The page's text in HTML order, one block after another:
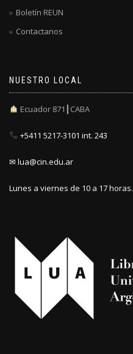
Boletín REUN
Contactanos
NUESTRO LOCAL
Ecuador 871┃CABA
+5411 5217-3101 int. 243
✉ lua@cin.edu.ar
Lunes a viernes de 10 a 17 horas.